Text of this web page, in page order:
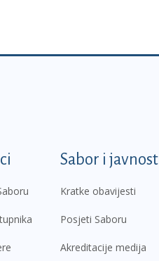
Sabor i javnost
Kratke obavijesti
Posjeti Saboru
Akreditacije medija